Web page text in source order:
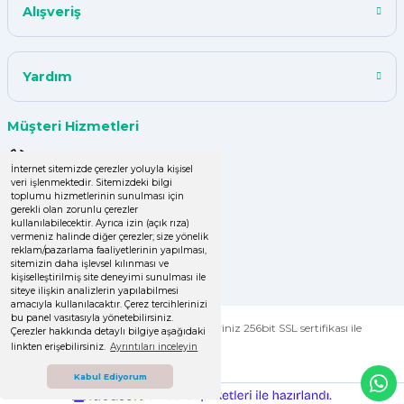
İnternet sitemizde çerezler yoluyla kişisel
veri işlenmektedir. Sitemizdeki bilgi
toplumu hizmetlerinin sunulması için
gerekli olan zorunlu çerezler
kullanılabilecektir. Ayrıca izin (açık rıza)
vermeniz halinde diğer çerezler; size yönelik
reklam/pazarlama faaliyetlerinin yapılması,
sitemizin daha işlevsel kılınması ve
kişiselleştirilmiş site deneyimi sunulması ile
siteye ilişkin analizlerin yapılabilmesi
amacıyla kullanılacaktır. Çerez tercihlerinizi
bu panel vasıtasıyla yönetebilirsiniz.
Çerezler hakkında detaylı bilgiye aşağıdaki
linkten erişebilirsiniz. Ayrıntıları inceleyin
Kabul Ediyorum
çok başarılı
herşey çok iyi kalite ve fiyatları
uygun .Ana son siparişimde ürün
eksik çıktı
GÜLDEN DEMİRCİ | 16/04/2024
Kolay işlem, hızlı sipariş oluşturma,
hızlı kargo
Zeynep Şenbay Gül | 07/04/2024
Deneyimini Paylaş
Alışveriş
Yardım
Müşteri Hizmetleri
0 (536) 060 16 65
info@yakutsanambalaj.com.tr
İletişim Bilgilerimiz
© Tüm Hakları Saklıdır. Kredi kartı bilgileriniz 256bit SSL sertifikası ile
korunmaktadır.
e-